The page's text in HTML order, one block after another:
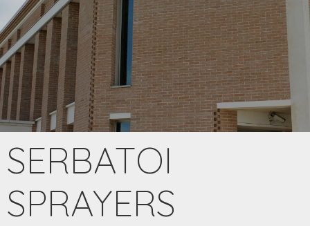
SERBATOI
SPRAYERS